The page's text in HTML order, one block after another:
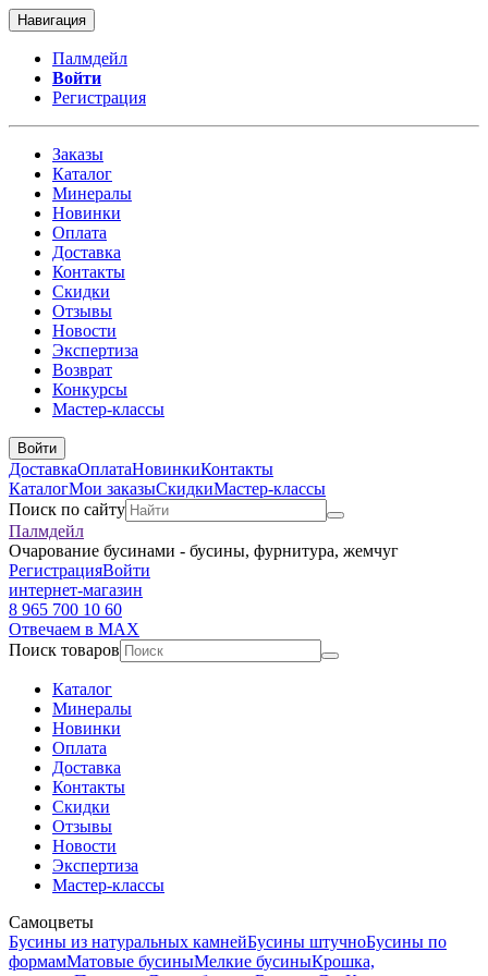
Навигация
Палмдейл
Войти
Регистрация
Заказы
Каталог
Минералы
Новинки
Оплата
Доставка
Контакты
Скидки
Отзывы
Новости
Экспертиза
Возврат
Конкурсы
Мастер-классы
Войти
ДоставкаОплатаНовинкиКонтакты
КаталогМои заказыСкидкиМастер-классы
Поиск по сайту
Палмдейл
Очарование бусинами - бусины, фурнитура, жемчуг
РегистрацияВойти
интернет-магазин
8 965 700 10 60
Отвечаем в MAX
Поиск товаров
Каталог
Минералы
Новинки
Оплата
Доставка
Контакты
Скидки
Отзывы
Новости
Экспертиза
Мастер-классы
Самоцветы
Бусины из натуральных камнейБусины штучноБусины по
формамМатовые бусиныМелкие бусиныКрошка,